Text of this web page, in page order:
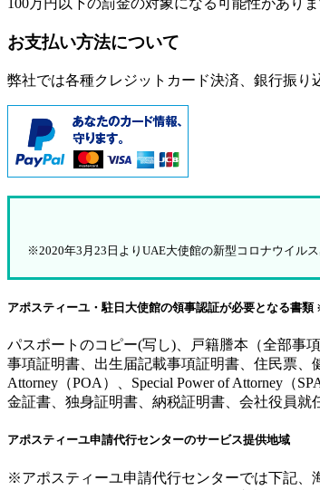
100万円以下の罰金の対象になる可能性がありま
お支払い方法について
弊社では各種クレジットカード決済、銀行振り
※2020年3月23日よりUAE大使館の新型コロナウイル
アポスティーユ・駐日大使館の領事認証が必要となる書類
パスポートのコピー(写し)、戸籍謄本（全部事
事項証明書、出生届記載事項証明書、住民票
Attorney（POA）、Special Power of Attorney（
金証書、独身証明書、納税証明書、会社役員
アポスティーユ申請代行センターのサービス提供地域
※アポスティーユ申請代行センターでは下記、